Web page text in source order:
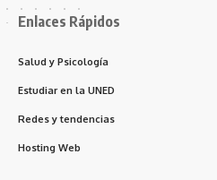
Enlaces Rápidos
Salud y Psicología
Estudiar en la UNED
Redes y tendencias
Hosting Web